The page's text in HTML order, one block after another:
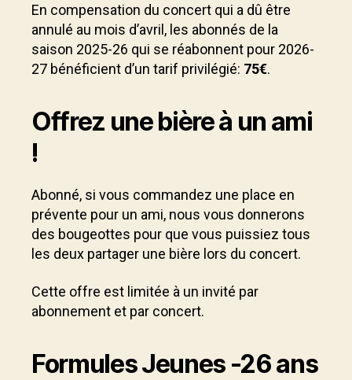
En compensation du concert qui a dû être
annulé au mois d’avril, les abonnés de la
saison 2025-26 qui se réabonnent pour 2026-
27 bénéficient d’un tarif privilégié: 75€.
Offrez une bière à un ami
!
Abonné, si vous commandez une place en
prévente pour un ami, nous vous donnerons
des bougeottes pour que vous puissiez tous
les deux partager une bière lors du concert.
Cette offre est limitée à un invité par
abonnement et par concert.
Formules Jeunes -26 ans